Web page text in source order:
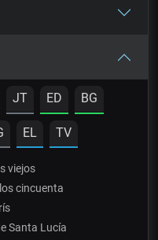
JT ED BG
EL TV
viejos
cincuenta
Santa Lucía